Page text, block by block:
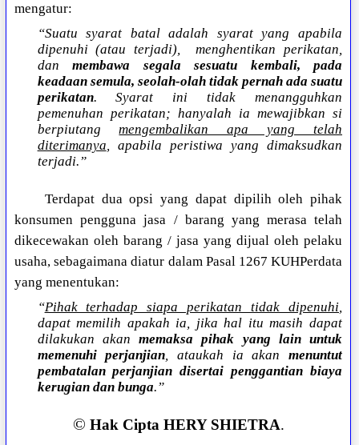
mengatur:
“Suatu syarat batal adalah syarat yang apabila
dipenuhi (atau terjadi),
menghentikan perikatan,
danmembawa segala sesuatu kembali, pada
keadaan semula, seolah-olah tidak pernah ada suatu
perikatan. Syarat ini tidak menangguhkan
pemenuhan perikatan; hanyalah ia mewajibkan si
berpiutangmengembalikan apa yang telah
diterimanya, apabila peristiwa yang dimaksudkan
terjadi.”
Terdapat dua opsi yang dapat dipilih oleh pihak
konsumen pengguna jasa / barang yang merasa telah
dikecewakan oleh barang / jasa yang dijual oleh pelaku
usaha, sebagaimana diatur dalam Pasal 1267 KUHPerdata
yang menentukan:
“Pihak terhadap siapa perikatan tidak dipenuhi,
dapat memilih apakah ia, jika hal itu masih dapat
dilakukan akanmemaksa pihak yang lain untuk
memenuhi perjanjian, ataukah ia akanmenuntut
pembatalan perjanjian disertai penggantian biaya
kerugian dan bunga.”
© Hak Cipta HERY SHIETRA.